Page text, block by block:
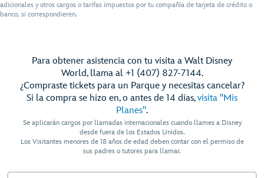
adicionales y otros cargos o tarifas impuestos por tu compañía de tarjeta de crédito o
banco, si correspondieren.
Para obtener asistencia con tu visita a Walt Disney
World, llama al +1 (407) 827-7144.
¿Compraste tickets para un Parque y necesitas cancelar?
Si la compra se hizo en, o antes de 14 días,visita "Mis
Planes".
Se aplicarán cargos por llamadas internacionales cuando llames a Disney
desde fuera de los Estados Unidos.
Los Visitantes menores de 18 años de edad deben contar con el permiso de
sus padres o tutores para llamar.